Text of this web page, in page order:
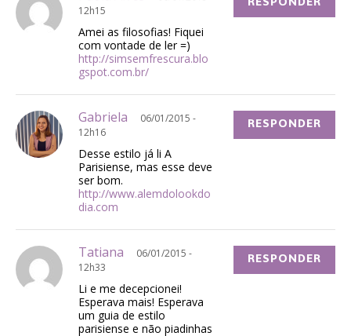
12h15
Amei as filosofias! Fiquei
com vontade de ler =)
http://simsemfrescura.blo
gspot.com.br/
RESPONDER
Gabriela
06/01/2015 -
12h16
Desse estilo já li A
Parisiense, mas esse deve
ser bom.
http://www.alemdolookdo
dia.com
RESPONDER
Tatiana
06/01/2015 -
12h33
Li e me decepcionei!
Esperava mais! Esperava
um guia de estilo
parisiense e não piadinhas
RESPONDER